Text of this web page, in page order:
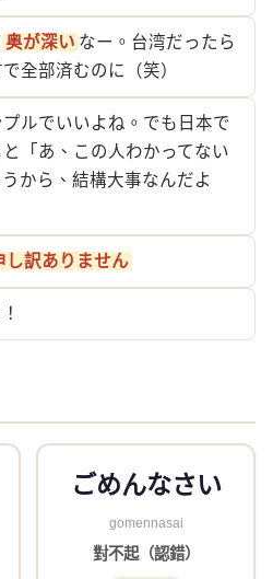
奥が深い なー。台湾だったら
全部済むのに（笑）
ルでいいよね。でも日本で
「あ、この人わかってない
から、結構大事なんだよ
し訳ありません
ごめんなさい
gomennasai
對不起（認錯）